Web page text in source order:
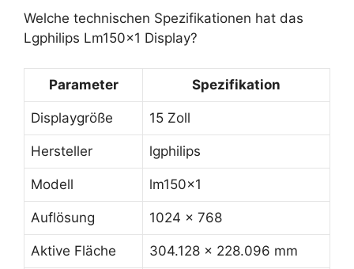
Welche technischen Spezifikationen hat das
Lgphilips Lm150x1 Display?
Parameter Spezifikation
Displaygröße 15 Zoll
Hersteller lgphilips
Modell lm150x1
Auflösung 1024 x 768
Aktive Fläche 304.128 x 228.096 mm